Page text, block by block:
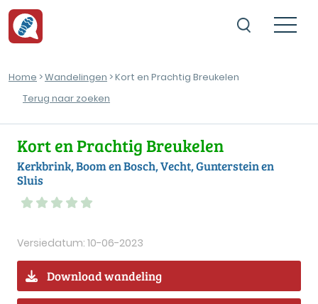
Home >Wandelingen > Kort en Prachtig Breukelen
Terug naar zoeken
Kort en Prachtig Breukelen
Kerkbrink, Boom en Bosch, Vecht, Gunterstein en
Sluis
Versiedatum: 10-06-2023
Download wandeling